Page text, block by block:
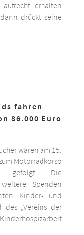
erhalten
drückt seine
fahren
86.000 Euro
waren am 15.
Motorradkorso
gefolgt. Die
Spenden
Kinder- und
des „Vereins der